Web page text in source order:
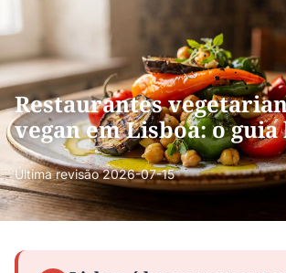
Restaurantes
vegan em Lisboa: o
Última revisão2026-07-15